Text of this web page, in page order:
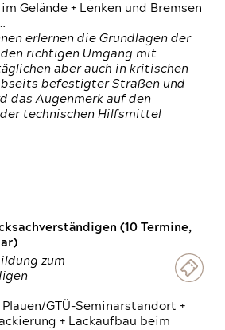
Gelände + Lenken und Bremsen
erlernen die Grundlagen der
richtigen Umgang mit
aber auch in kritischen
befestigter Straßen und
das Augenmerk auf den
technischen Hilfsmittel
(10 Termine,
zum
GTÜ-Seminarstandort +
+ Lackaufbau beim